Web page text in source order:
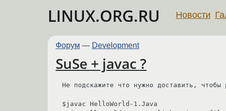
LINUX.ORG.RU Новости
Форум — Development
SuSe + javac ?
Не подскажите что нужно доставить, чтобы
$javac HelloWorld-1.Java